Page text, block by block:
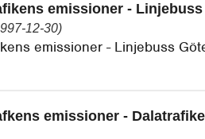
emissioner - Linjebuss
12-30)
emissioner - Linjebuss
emissioner -